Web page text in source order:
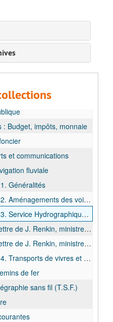
- juin 1902)
1902 - février 1904)
- août 1908)
1909 - mai 1911)
: Budget, impôts, monnaie
et communications
fluviale
Généralités
des voies navigables et des ports
Hydrographique et service de la Marine
Renkin, ministre des Colonies, concernant le personnel de la Marine et du Service Hydrographique pour l’exercice 1911, 1911
J. Renkin, ministre des Colonies, concernant le personnel de la direction de la Marine au Haut-Congo, 1911
de vivres et de particuliers
de fer
sans fil (T.S.F.)